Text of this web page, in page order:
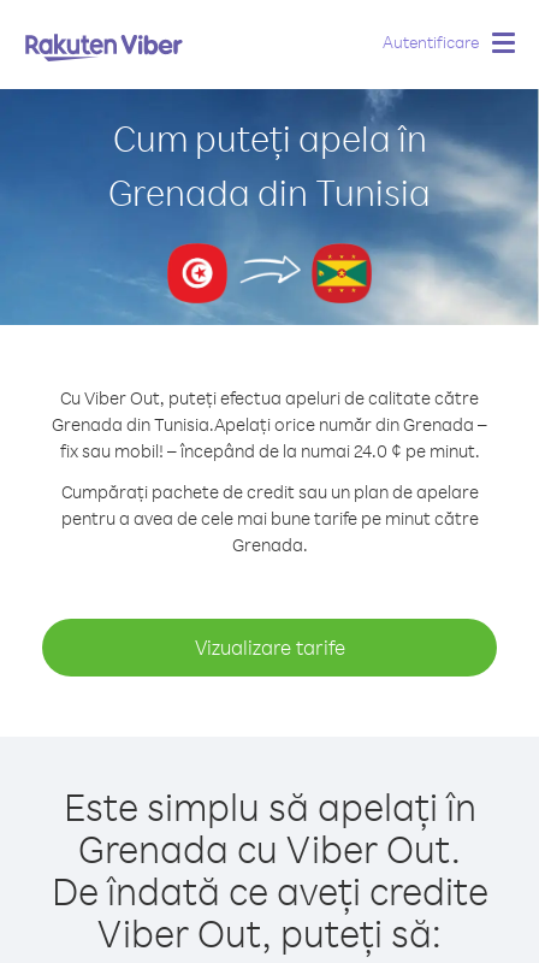
Autentificare
Cum puteți apela în
Grenada din Tunisia
Cu Viber Out, puteți efectua apeluri de calitate către
Grenada din Tunisia.Apelați orice număr din Grenada –
fix sau mobil! – începând de la numai 24.0 ¢ pe minut.
Cumpărați pachete de credit sau un plan de apelare
pentru a avea de cele mai bune tarife pe minut către
Grenada.
Vizualizare tarife
Este simplu să apelați în
Grenada cu Viber Out.
De îndată ce aveți credite
Viber Out, puteți să: